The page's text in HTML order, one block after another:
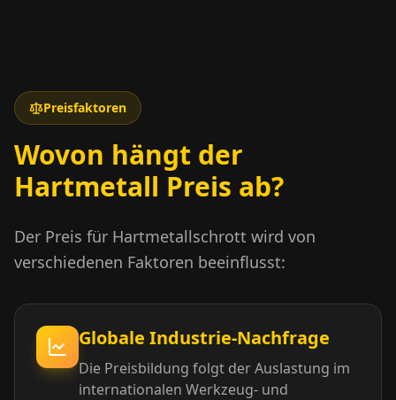
Preisfaktoren
Wovon hängt der
Hartmetall Preis ab?
Der Preis für Hartmetallschrott wird von
verschiedenen Faktoren beeinflusst:
Globale Industrie-Nachfrage
Die Preisbildung folgt der Auslastung im
internationalen Werkzeug- und